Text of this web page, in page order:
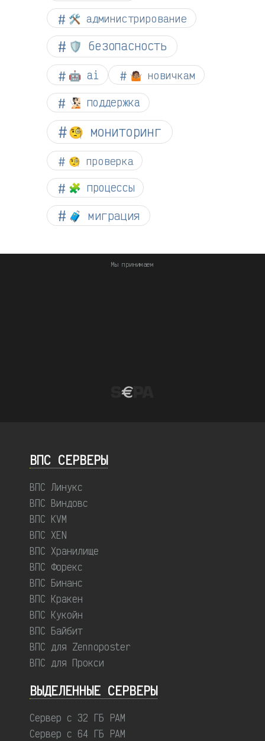
🛠️ администрирование
🛡️ безопасность
🤖 ai 🤷🏽 новичкам
🧏🏻 поддержка
🧐 мониторинг
🧐 проверка
🧩 процессы
🧳 миграция
Мы принимаем
ВПС СЕРВЕРЫ
ВПС Линукс
ВПС Виндовс
ВПС KVM
ВПС XEN
ВПС Хранилище
ВПС Форекс
ВПС Бинанс
ВПС Кракен
ВПС Кукойн
ВПС Байбит
ВПС для Zennoposter
ВПС для Прокси
ВЫДЕЛЕННЫЕ CЕРВЕРЫ
Сервер с 32 ГБ РАМ
Сервер с 64 ГБ РАМ